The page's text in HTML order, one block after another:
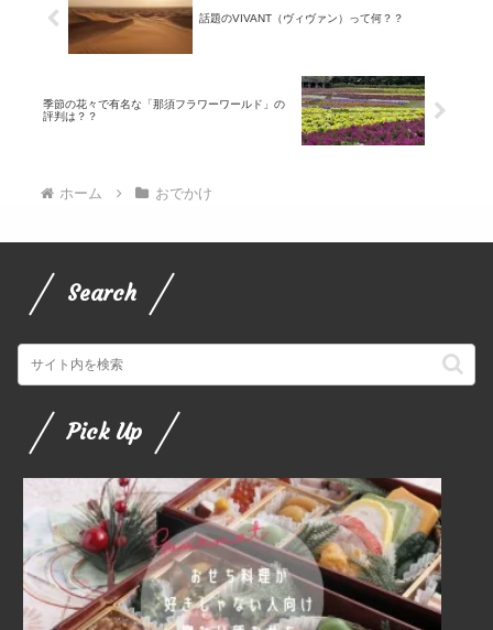
話題のVIVANT（ヴィヴァン）って何？？
季節の花々で有名な「那須フラワーワールド」の
評判は？？
ホーム おでかけ
Search
Pick Up